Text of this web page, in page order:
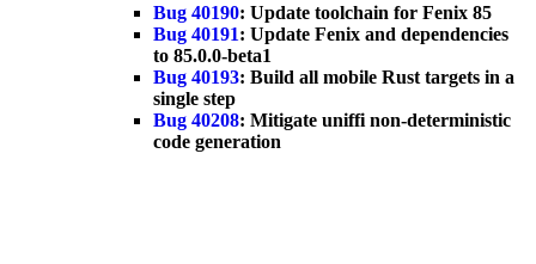
Bug 40190: Update toolchain for Fenix 85
Bug 40191: Update Fenix and dependencies
to 85.0.0-beta1
Bug 40193: Build all mobile Rust targets in a
single step
Bug 40208: Mitigate uniffi non-deterministic
code generation